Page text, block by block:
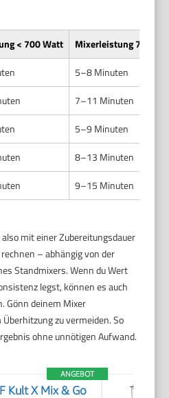
< 700 Watt
Mixerleistung
5–8 Minuten
7–11 Minuten
5–9 Minuten
8–13 Minuten
9–15 Minuten
mit einer Zubereitungsdauer
– abhängig von der
Standmixers. Wenn du Wert
legst, können es auch
Gönn deinem Mixer
zu vermeiden. So
ohne unnötigen Aufwand.
ANGEBOT
Kult X Mix & Go